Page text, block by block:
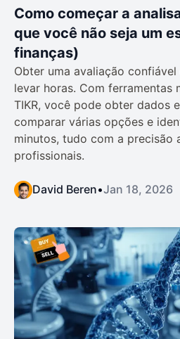
Como começar a
que você não seja um
finanças)
Obter uma avaliação
levar horas. Com ferramentas
TIKR, você pode obter dados
comparar várias opções e
minutos, tudo com a precisão
profissionais.
David Beren•Jan 18, 2026